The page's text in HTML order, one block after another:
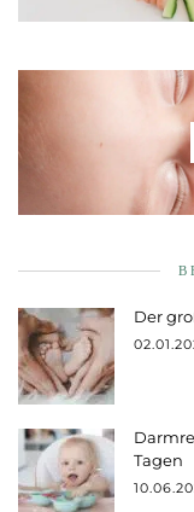
Der
Tagen